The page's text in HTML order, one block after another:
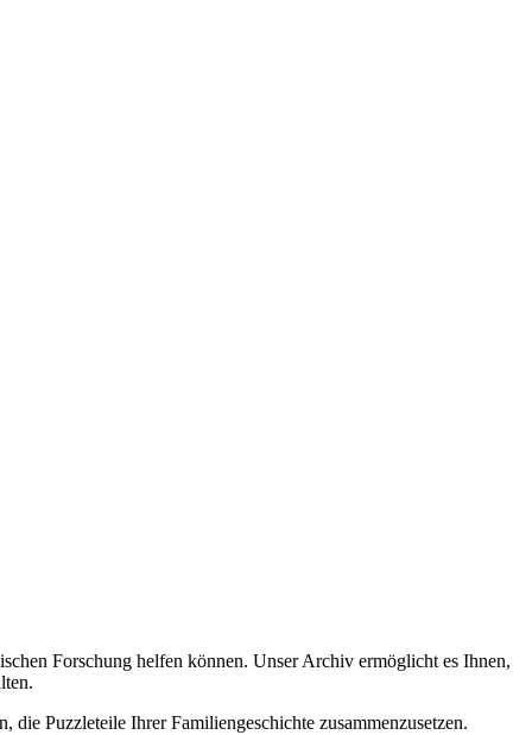
Forschung helfen können. Unser Archiv ermöglicht es Ihnen,
Puzzleteile Ihrer Familiengeschichte zusammenzusetzen.